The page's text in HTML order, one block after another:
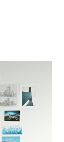
Objekte
lässt
vor